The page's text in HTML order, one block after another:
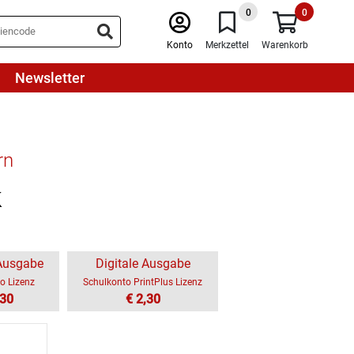
Konto
0
Merkzettel
0
Warenkorb
Newsletter
Lizenz
Digitale Ausgabe
Schulkonto PrintPlus Lizenz
€ 2,30